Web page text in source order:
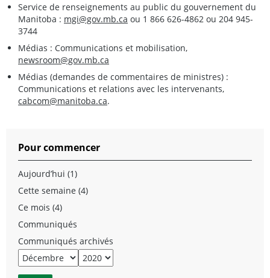
Service de renseignements au public du gouvernement du
Manitoba : mgi@gov.mb.ca ou 1 866 626-4862 ou 204 945-
3744
Médias : Communications et mobilisation,
newsroom@gov.mb.ca
Médias (demandes de commentaires de ministres) :
Communications et relations avec les intervenants,
cabcom@manitoba.ca.
Pour commencer
Aujourd’hui (1)
Cette semaine (4)
Ce mois (4)
Communiqués
Communiqués archivés